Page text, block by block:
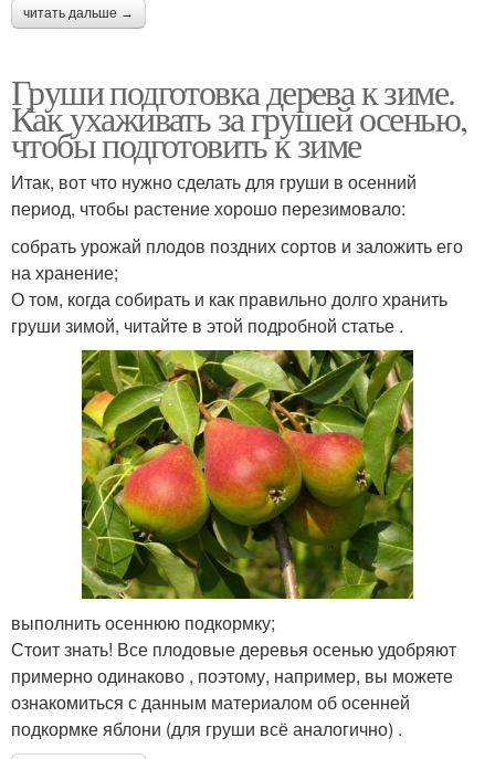
читать дальше →
Груши подготовка дерева к зиме.
Как ухаживать за грушей осенью,
чтобы подготовить к зиме
Итак, вот что нужно сделать для груши в осенний
период, чтобы растение хорошо перезимовало:
собрать урожай плодов поздних сортов и заложить его
на хранение;
О том, когда собирать и как правильно долго хранить
груши зимой, читайте в этой подробной статье .
выполнить осеннюю подкормку;
Стоит знать! Все плодовые деревья осенью удобряют
примерно одинаково , поэтому, например, вы можете
ознакомиться с данным материалом об осенней
подкормке яблони (для груши всё аналогично) .